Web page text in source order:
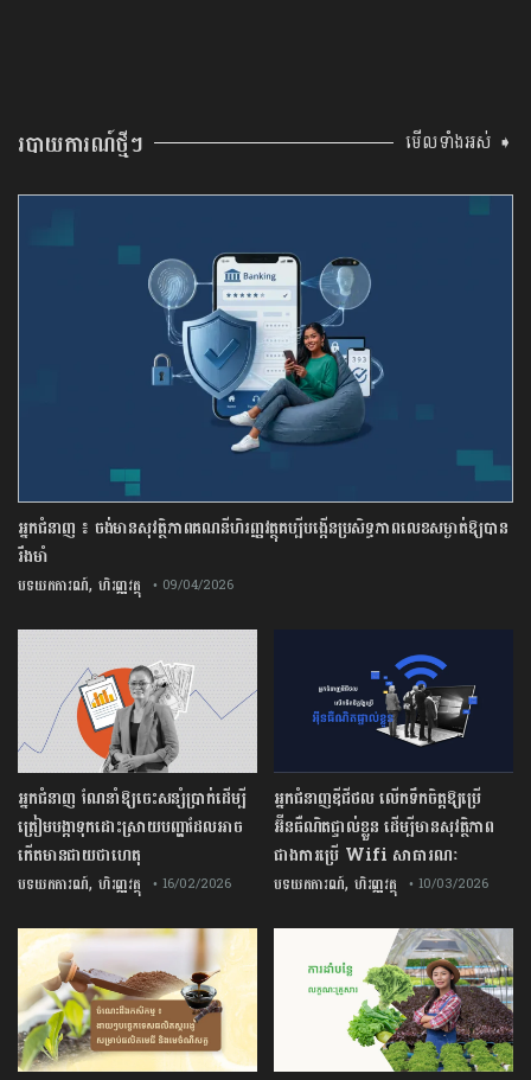
របាយការណ៍ថ្មីៗ មើលទាំងអស់ ➧
អ្នកជំនាញ ៖ ចង់មានសុវត្ថិភាពគណនីហិរញ្ញវត្ថុគប្បីបង្កើនប្រសិទ្ធភាពលេខសម្ងាត់ឱ្យបាន
រឹងមាំ
បទយកការណ៍, ហិរញ្ញវត្ថុ • 09/04/2026
អ្នកជំនាញឌីជីថល លើកទឹកចិត្តឱ្យប្រើ
អ៊ីនធឺណិតផ្ទាល់ខ្លួន ដើម្បីមានសុវត្ថិភាព
ជាងការប្រើ Wifi​ សាធារណៈ
បទយកការណ៍, ហិរញ្ញវត្ថុ • 10/03/2026
អ្នកជំនាញ ណែនាំឱ្យចេះសន្សំប្រាក់ដើម្បី
ត្រៀមបង្កាទុកដោះស្រាយបញ្ហាដែលអាច
កើតមានជាយថាហេតុ
បទយកការណ៍, ហិរញ្ញវត្ថុ • 16/02/2026